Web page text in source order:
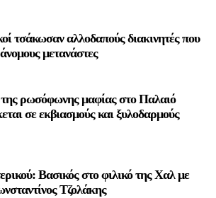
τσάκωσαν αλλοδαπούς διακινητές που
μετανάστες
ρωσόφωνης μαφίας στο Παλαιό
σε εκβιασμούς και ξυλοδαρμούς
Βασικός στο φιλικό της Χαλ με
Τζολάκης